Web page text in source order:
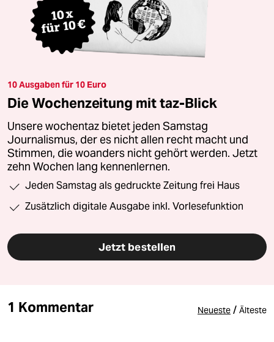
10 Ausgaben für 10 Euro
Die Wochenzeitung mit taz-Blick
Unsere wochentaz bietet jeden Samstag
Journalismus, der es nicht allen recht macht und
Stimmen, die woanders nicht gehört werden. Jetzt
zehn Wochen lang kennenlernen.
Jeden Samstag als gedruckte Zeitung frei Haus
Zusätzlich digitale Ausgabe inkl. Vorlesefunktion
Jetzt bestellen
1 Kommentar Neueste / Älteste